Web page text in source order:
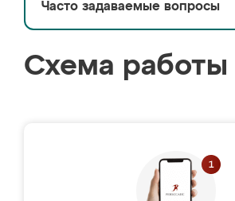
Часто задаваемые вопросы
Схема работы